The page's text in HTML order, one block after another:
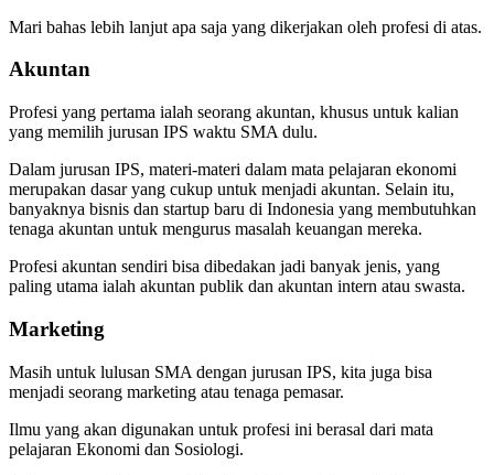
Mari bahas lebih lanjut apa saja yang dikerjakan oleh profesi di atas.
Akuntan
Profesi yang pertama ialah seorang akuntan, khusus untuk kalian
yang memilih jurusan IPS waktu SMA dulu.
Dalam jurusan IPS, materi-materi dalam mata pelajaran ekonomi
merupakan dasar yang cukup untuk menjadi akuntan. Selain itu,
banyaknya bisnis dan startup baru di Indonesia yang membutuhkan
tenaga akuntan untuk mengurus masalah keuangan mereka.
Profesi akuntan sendiri bisa dibedakan jadi banyak jenis, yang
paling utama ialah akuntan publik dan akuntan intern atau swasta.
Marketing
Masih untuk lulusan SMA dengan jurusan IPS, kita juga bisa
menjadi seorang marketing atau tenaga pemasar.
Ilmu yang akan digunakan untuk profesi ini berasal dari mata
pelajaran Ekonomi dan Sosiologi.